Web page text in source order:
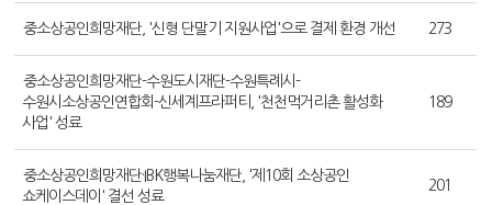
중소상공인희망재단, '신형 단말기 지원사업'으로 결제 환경 개선 273
중소상공인희망재단-수원도시재단-수원특례시-
수원시소상공인연합회-신세계프라퍼티, '천천먹거리촌 활성화
사업' 성료
189
중소상공인희망재단·IBK행복나눔재단, '제10회 소상공인
쇼케이스데이' 결선 성료
201